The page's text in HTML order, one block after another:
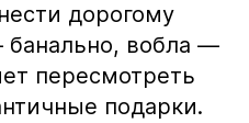
дорогому
вобла —
пересмотреть
подарки.